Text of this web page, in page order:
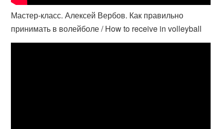
Мастер-класс. Алексей Вербов. Как правильно
принимать в волейболе / How to receive in volleyball